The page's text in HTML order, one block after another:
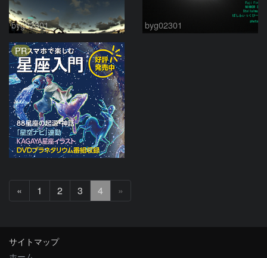
byg02301 byg02301
PR
«
へ
1 2 3 4 »
サイトマップ